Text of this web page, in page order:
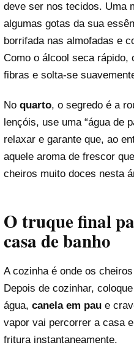
Reproduzir vídeo
deve ser nos tecidos. Uma
algumas gotas da sua
borrifada nas almofadas e
Como o álcool seca rápido,
fibras e solta-se
No quarto, o segredo é a
lençóis, use uma “água de
relaxar e garante que, ao
aquele aroma de frescor
cheiros muito doces nesta
O truque final
casa de banho
A cozinha é onde os
Depois de cozinhar,
água, canela em pau e
vapor vai percorrer a casa
fritura instantaneamente.